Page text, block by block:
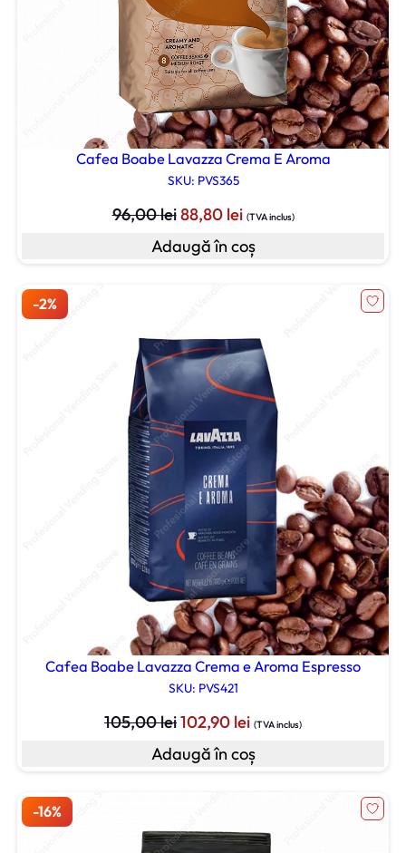
Cafea Boabe Lavazza Crema E Aroma
SKU: PVS365
96,00leiPrețul
inițial
a
88,80 leiPrețul
este:
(TVA inclus)
Adaugă în coș
Cafea Boabe Lavazza Crema e Aroma Espresso
SKU: PVS421
105,00leiPrețul
inițial
a
102,90 leiPrețul
este:
(TVA inclus)
Adaugă în coș